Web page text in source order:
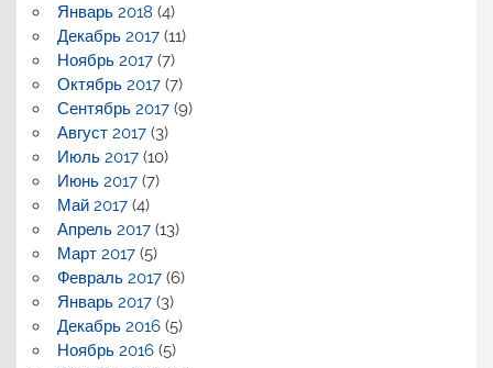
Январь 2018 (4)
Декабрь 2017(11)
Ноябрь 2017(7)
Октябрь 2017(7)
Сентябрь 2017(9)
Август 2017(3)
Июль 2017(10)
Июнь 2017(7)
Май 2017(4)
Апрель 2017(13)
Март 2017(5)
Февраль 2017(6)
Январь 2017(3)
Декабрь 2016(5)
Ноябрь 2016(5)